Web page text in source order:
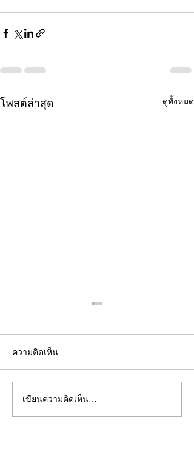
โพสต์ล่าสุด ดูทั้งหมด
คอลัมน์"จับชีพจรวงการ
พระ"ประจำพุธที่ 29
ความคิดเห็น
เขียนความคิดเห็น…